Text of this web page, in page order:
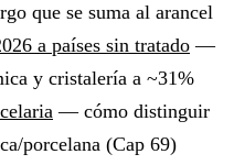
que se suma al arancel
a países sin tratado—
y cristalería a ~31%
— cómo distinguir
porcelana (Cap 69)